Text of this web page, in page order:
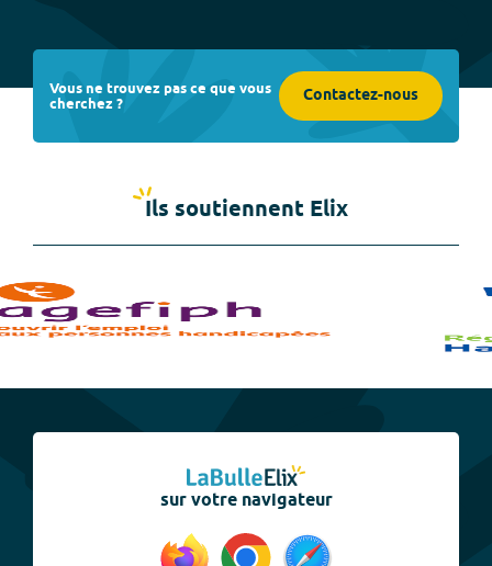
Vous ne trouvez pas ce que vous
cherchez ? Contactez-nous
Ils soutiennent Elix
sur votre navigateur